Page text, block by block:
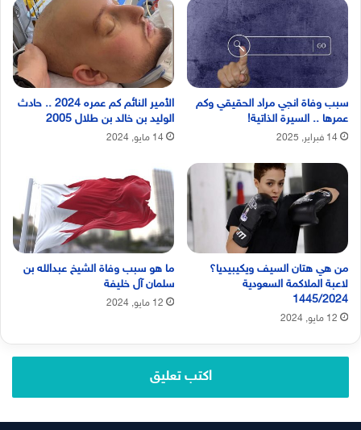
سبب وفاة انجي مراد الحقيقي وكم
عمرها .. السيرة الذاتية!
14 فبراير, 2025
الأمير النائم كم عمره 2024 .. حادث
الوليد بن خالد بن طلال 2005
14 مايو, 2024
من هي هتان السيف ويكيبيديا؟
لاعبة الملاكمة السعودية
1445/2024
12 مايو, 2024
ما هو سبب وفاة الشيخ عبدالله بن
سلمان آل خليفة
12 مايو, 2024
اكتب تعليق